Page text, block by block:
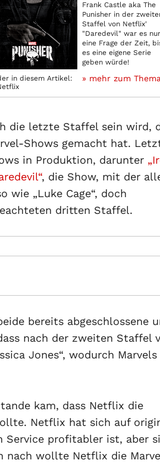
in diesem Artikel:
Frank Castle aka The
Punisher in der
Staffel von Netflix'
"Daredevil" war es nur
eine Frage der Zeit,
es eine eigene Serie
geben würde!
» mehr zum Thema
die letzte Staffel sein wird,
Shows gemacht hat.
in Produktion, darunter
, die Show, mit der
wie „Luke Cage“, doch
dritten Staffel.
bereits abgeschlossene
nach der zweiten Staffel
Jones“, wodurch Marvels
kam, dass Netflix die
Netflix hat sich auf
Service profitabler ist, aber
nach wollte Netflix die